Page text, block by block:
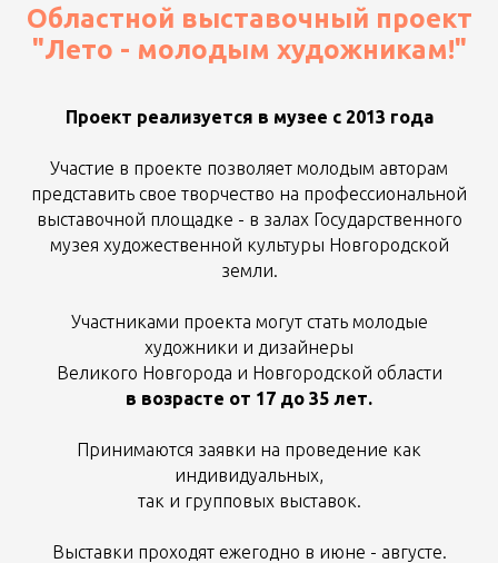
Областной выставочный проект
"Лето - молодым художникам!"
Проект реализуется в музее с 2013 года
Участие в проекте позволяет молодым авторам
представить свое творчество на профессиональной
выставочной площадке - в залах Государственного
музея художественной культуры Новгородской
земли.
Участниками проекта могут стать молодые
художники и дизайнеры
Великого Новгорода и Новгородской области
в возрасте от 17 до 35 лет.
Принимаются заявки на проведение как
индивидуальных,
так и групповых выставок.
Выставки проходят ежегодно в июне - августе.